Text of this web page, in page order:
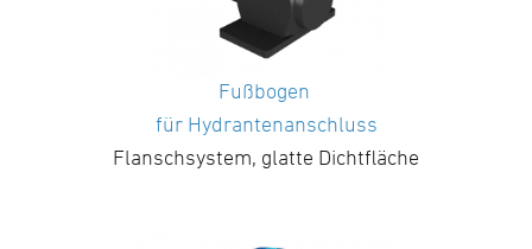
Fußbogen
für Hydrantenanschluss
Flanschsystem, glatte Dichtfläche